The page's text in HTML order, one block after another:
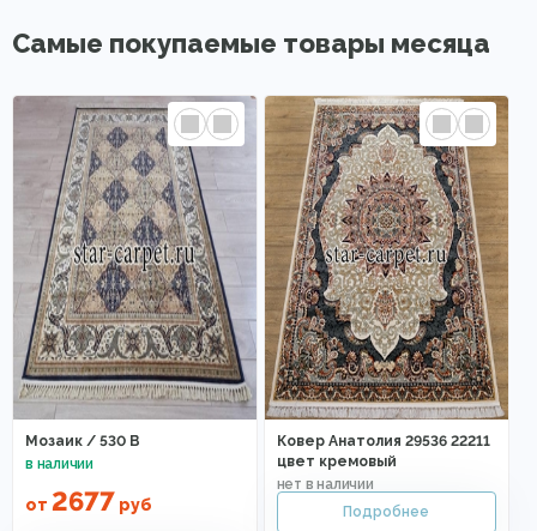
Самые покупаемые товары месяца
Мозаик / 530 B
от 2677 руб
Ковер Анатолия 29536 22211
цвет кремовый